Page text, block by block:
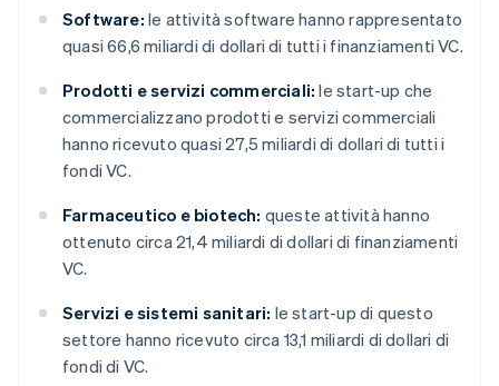
Software: le attività software hanno rappresentato
quasi 66,6 miliardi di dollari di tutti i finanziamenti VC.
Prodotti e servizi commerciali: le start-up che
commercializzano prodotti e servizi commerciali
hanno ricevuto quasi 27,5 miliardi di dollari di tutti i
fondi VC.
Farmaceutico e biotech: queste attività hanno
ottenuto circa 21,4 miliardi di dollari di finanziamenti
VC.
Servizi e sistemi sanitari: le start-up di questo
settore hanno ricevuto circa 13,1 miliardi di dollari di
fondi di VC.